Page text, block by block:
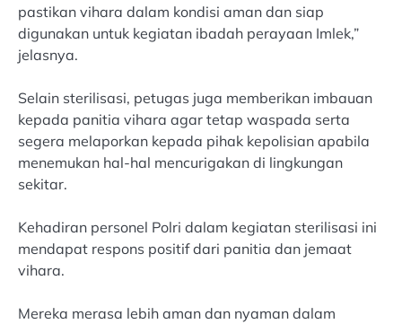
pastikan vihara dalam kondisi aman dan siap
digunakan untuk kegiatan ibadah perayaan Imlek,”
jelasnya.
Selain sterilisasi, petugas juga memberikan imbauan
kepada panitia vihara agar tetap waspada serta
segera melaporkan kepada pihak kepolisian apabila
menemukan hal-hal mencurigakan di lingkungan
sekitar.
Kehadiran personel Polri dalam kegiatan sterilisasi ini
mendapat respons positif dari panitia dan jemaat
vihara.
Mereka merasa lebih aman dan nyaman dalam